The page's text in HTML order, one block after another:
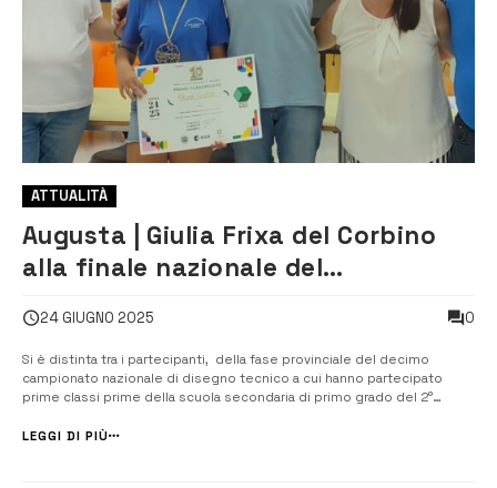
ATTUALITÀ
Augusta | Giulia Frixa del Corbino
alla finale nazionale del
24 GIUGNO 2025 0
Si è distinta tra i partecipanti, della fase provinciale del decimo
campionato nazionale di disegno tecnico a cui hanno partecipato
prime classi prime della scuola secondaria di primo grado del 2°
della classe 1°CT, che ha conquistato il primo posto con un punteggio
LEGGI DI PIÙ